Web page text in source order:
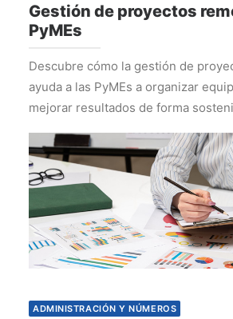
Gestión de proyectos
PyMEs
Descubre cómo la gestión de
ayuda a las PyMEs a organizar
mejorar resultados de forma
ADMINISTRACIÓN Y NÚMEROS